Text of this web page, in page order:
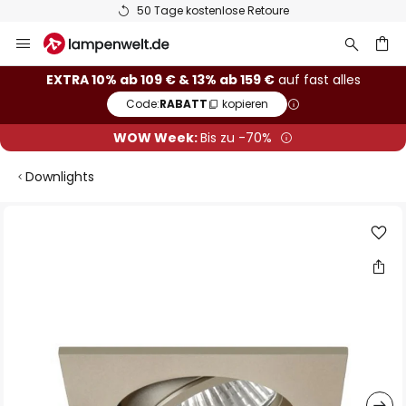
50 Tage kostenlose Retoure
Inhalt
springen
EXTRA 10% ab 109 € & 13% ab 159 €auf fast alles
Code:RABATT kopieren
WOW Week:Bis zu -70%
Downlights